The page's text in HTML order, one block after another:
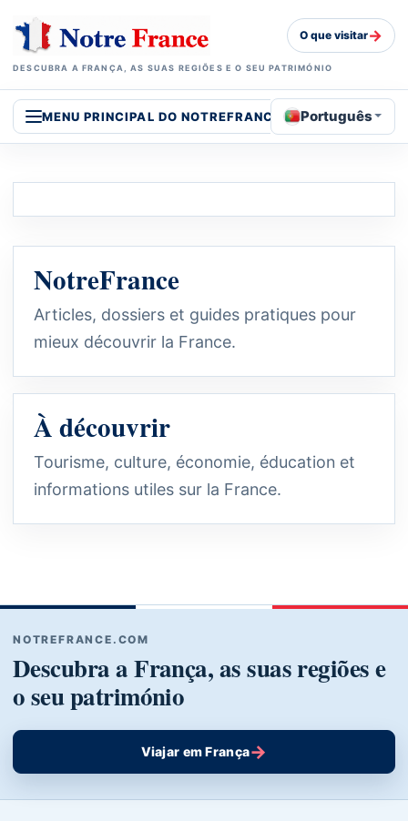
DESCUBRA A FRANÇA, AS SUAS REGIÕES E O SEU PATRIMÓNIO
O que visitar→
MENU PRINCIPAL DO NOTREFRANCE Português
NotreFrance
Articles, dossiers et guides pratiques pour
mieux découvrir la France.
À découvrir
Tourisme, culture, économie, éducation et
informations utiles sur la France.
NOTREFRANCE.COM
Descubra a França, as suas regiões e
o seu património
Viajar em França→